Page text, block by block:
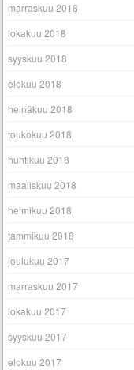
marraskuu 2018
lokakuu 2018
syyskuu 2018
elokuu 2018
heinäkuu 2018
toukokuu 2018
huhtikuu 2018
maaliskuu 2018
helmikuu 2018
tammikuu 2018
joulukuu 2017
marraskuu 2017
lokakuu 2017
syyskuu 2017
elokuu 2017